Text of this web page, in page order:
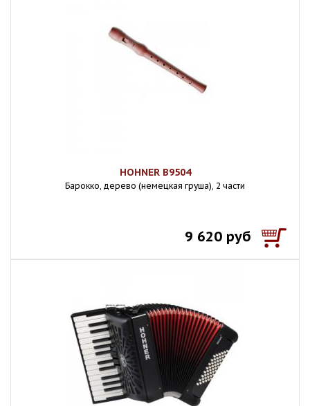
HOHNER B9504
Барокко, дерево (немецкая груша), 2 части
9 620 руб